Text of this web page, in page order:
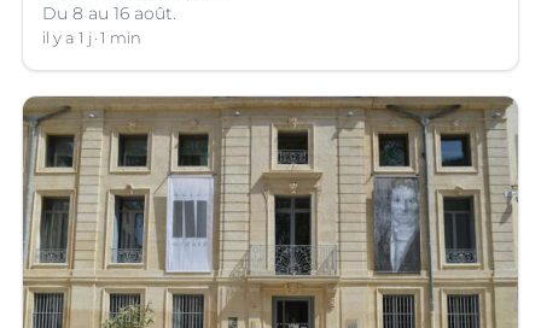
Du 8 au 16 août.
il y a 1 j 1 min